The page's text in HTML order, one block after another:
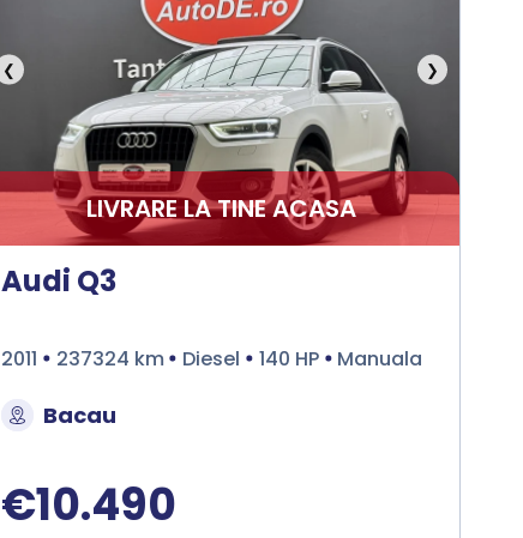
❮ ❯
LIVRARE LA TINE ACASA
Audi Q3
2011 237324 km Diesel 140 HP Manuala
Bacau
€10.490